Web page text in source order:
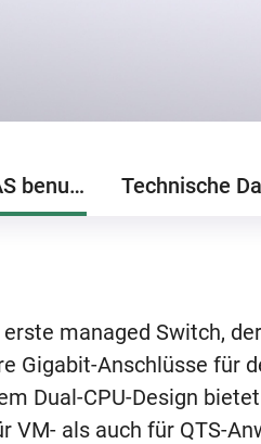
Als Switch & NAS benutzen Technische
managed Switch,
Gigabit-Anschlüsse für
Dual-CPU-Design
als auch für QTS-